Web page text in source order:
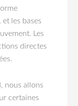
les bases
Les
directes
nous allons
certaines